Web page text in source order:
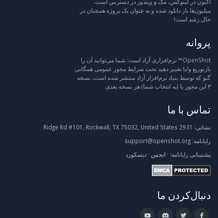
میلیون‌ها بار دانلود شده و به عنوان یک پروژه همچنان در
حال رشد است!
پروانه
OpenShot™ نرم‌افزاری آزاد است: شما می‌توانید آن را
بازتوزیع و/یا تغییر دهید تحت شرایط مجوز عمومی همگانی
گنو که توسط بنیاد نرم‌افزار آزاد منتشر شده است، نسخه
۳ این مجوز یا (به انتخاب شما) هر نسخه بعدی.
تماس با ما
نشانی:
رایانامه: support@openshot.org
پشتیبانی رایانامه: · انجمن · دیسکورد
دنبال‌کردن ما